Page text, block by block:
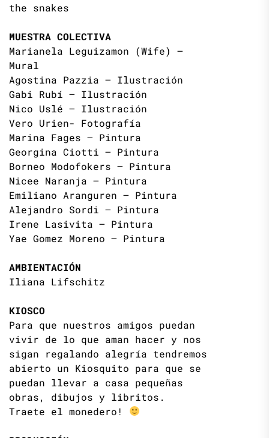
the snakes
MUESTRA COLECTIVA
Marianela Leguizamon (Wife) –
Mural
Agostina Pazzia – Ilustración
Gabi Rubí – Ilustración
Nico Uslé – Ilustración
Vero Urien- Fotografía
Marina Fages – Pintura
Georgina Ciotti – Pintura
Borneo Modofokers – Pintura
Nicee Naranja – Pintura
Emiliano Aranguren – Pintura
Alejandro Sordi – Pintura
Irene Lasivita – Pintura
Yae Gomez Moreno – Pintura
AMBIENTACIÓN
Iliana Lifschitz
KIOSCO
Para que nuestros amigos puedan
vivir de lo que aman hacer y nos
sigan regalando alegría tendremos
abierto un Kiosquito para que se
puedan llevar a casa pequeñas
obras, dibujos y libritos.
Traete el monedero!